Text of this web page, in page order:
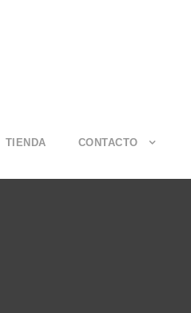
TIENDA CONTACTO